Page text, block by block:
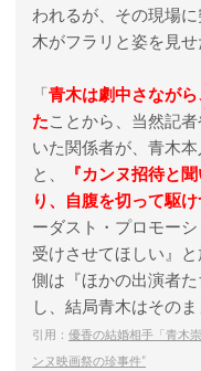
われるが、その現場
木がフラリと姿を見せ
「青木は劇中さなが
たことから、当然記
いた関係者が、青木
と、
『カンヌ招待と
り、自腹を切って駆け
ーダスト・プロモー
受けさせてほしい』
側は『ほかの出演者
し、結局青木はその
引用： 優香の結婚相手「青木
ンヌ映画祭の珍事件”